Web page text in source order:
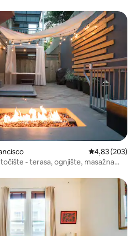
Prosječna
4,83 (203)
- terasa, ognjište, masažna
s oznakom „Odabrali gosti”